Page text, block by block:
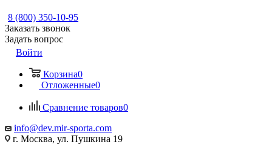
8 (800) 350-10-95
Заказать звонок
Задать вопрос
Войти
Корзина0
Отложенные0
Сравнение товаров0
info@dev.mir-sporta.com
г. Москва, ул. Пушкина 19